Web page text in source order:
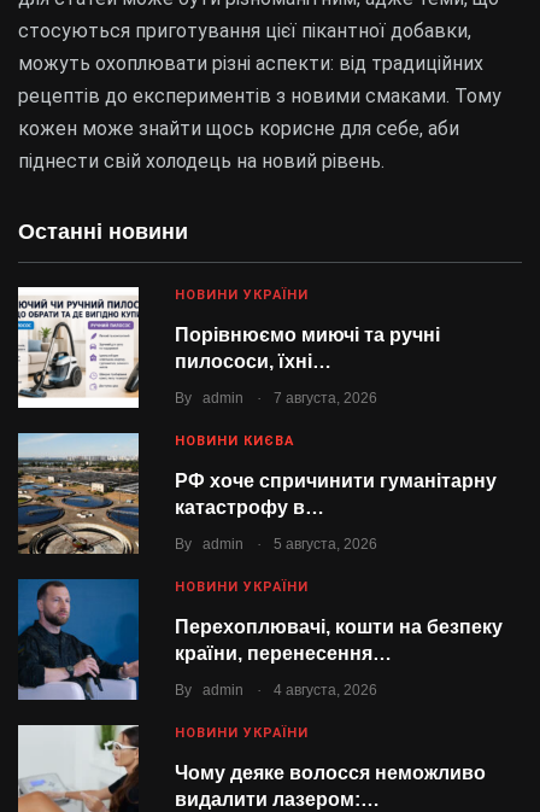
Останні новини
НОВИНИ УКРАЇНИ
Порівнюємо миючі та ручні
пилососи, їхні…
By admin . 7 августа, 2026
НОВИНИ КИЄВА
РФ хоче спричинити гуманітарну
катастрофу в…
By admin . 5 августа, 2026
НОВИНИ УКРАЇНИ
Перехоплювачі, кошти на безпеку
країни, перенесення…
By admin . 4 августа, 2026
НОВИНИ УКРАЇНИ
Чому деяке волосся неможливо
видалити лазером:…
стосуються приготування цієї пікантної добавки,
можуть охоплювати різні аспекти: від традиційних
рецептів до експериментів з новими смаками. Тому
кожен може знайти щось корисне для себе, аби
піднести свій холодець на новий рівень.